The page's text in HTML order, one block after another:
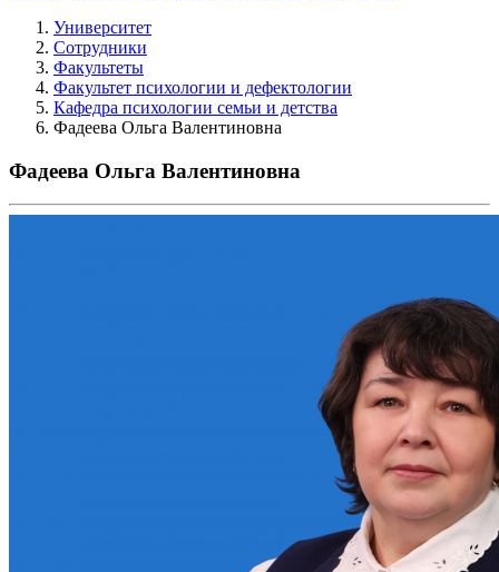
Университет
Сотрудники
Факультеты
Факультет психологии и дефектологии
Кафедра психологии семьи и детства
Фадеева Ольга Валентиновна
Фадеева Ольга Валентиновна